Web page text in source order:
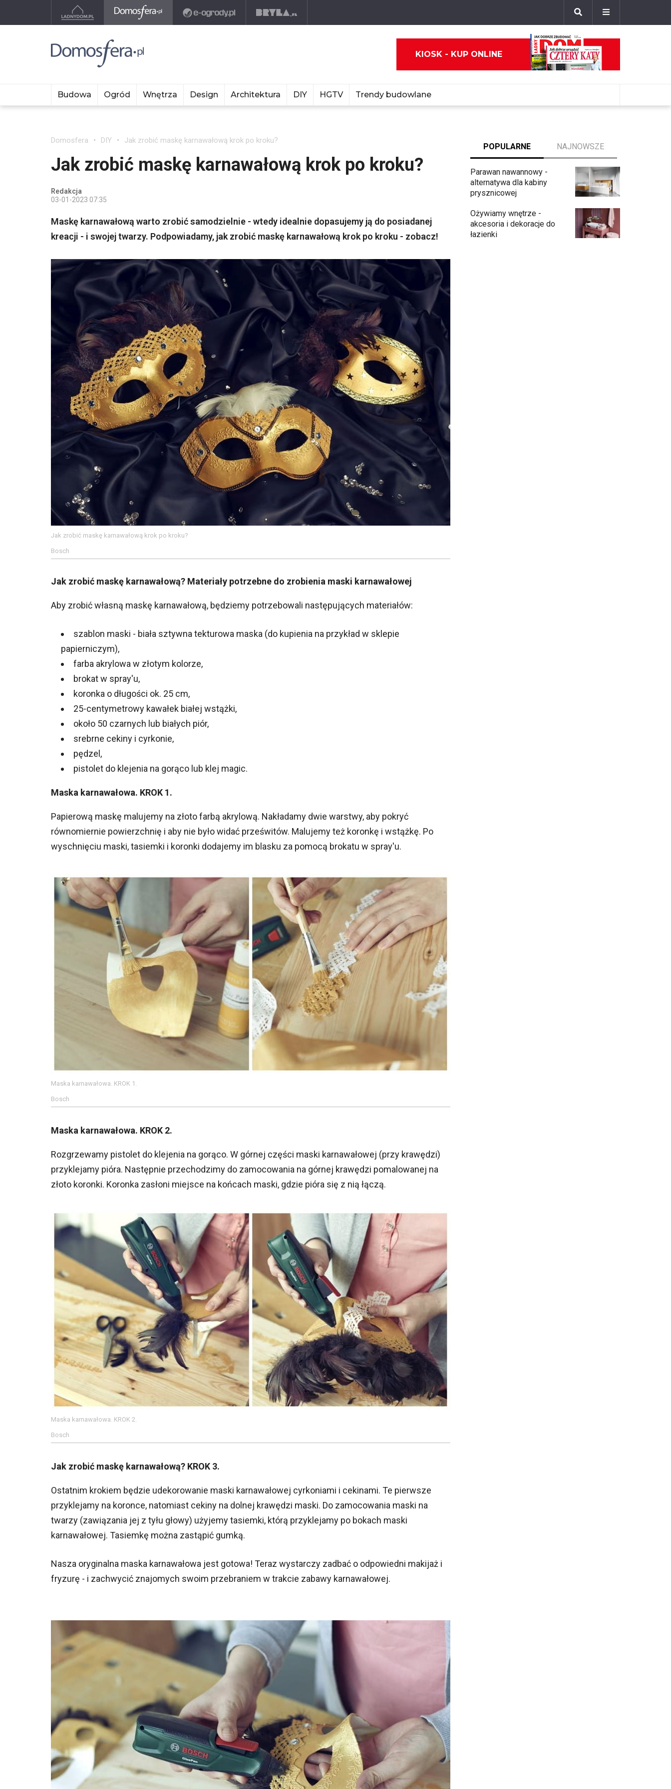
KIOSK - KUP ONLINE
Budowa Ogród Wnętrza Design Architektura DIY HGTV Trendy budowlane
Domosfera DIY Jak zrobić maskę karnawałową krok po kroku?
Jak zrobić maskę karnawałową krok po kroku?
Redakcja
03-01-2023 07:35
Maskę karnawałową warto zrobić samodzielnie - wtedy idealnie dopasujemy ją do posiadanej
kreacji - i swojej twarzy. Podpowiadamy, jak zrobić maskę karnawałową krok po kroku - zobacz!
Jak zrobić maskę karnawałową krok po kroku?
Bosch
Jak zrobić maskę karnawałową? Materiały potrzebne do zrobienia maski karnawałowej
Aby zrobić własną maskę karnawałową, będziemy potrzebowali następujących materiałów:
szablon maski - biała sztywna tekturowa maska (do kupienia na przykład w sklepie
papierniczym),
farba akrylowa w złotym kolorze,
brokat w spray'u,
koronka o długości ok. 25 cm,
25-centymetrowy kawałek białej wstążki,
około 50 czarnych lub białych piór,
srebrne cekiny i cyrkonie,
pędzel,
pistolet do klejenia na gorąco lub klej magic.
Maska karnawałowa. KROK 1.
Papierową maskę malujemy na złoto farbą akrylową. Nakładamy dwie warstwy, aby pokryć
równomiernie powierzchnię i aby nie było widać prześwitów. Malujemy też koronkę i wstążkę. Po
wyschnięciu maski, tasiemki i koronki dodajemy im blasku za pomocą brokatu w spray'u.
Maska karnawałowa. KROK 1.
Bosch
Maska karnawałowa. KROK 2.
Rozgrzewamy pistolet do klejenia na gorąco. W górnej części maski karnawałowej (przy krawędzi)
przyklejamy pióra. Następnie przechodzimy do zamocowania na górnej krawędzi pomalowanej na
złoto koronki. Koronka zasłoni miejsce na końcach maski, gdzie pióra się z nią łączą.
Maska karnawałowa. KROK 2.
Bosch
Jak zrobić maskę karnawałową? KROK 3.
Ostatnim krokiem będzie udekorowanie maski karnawałowej cyrkoniami i cekinami. Te pierwsze
przyklejamy na koronce, natomiast cekiny na dolnej krawędzi maski. Do zamocowania maski na
twarzy (zawiązania jej z tyłu głowy) użyjemy tasiemki, którą przyklejamy po bokach maski
karnawałowej. Tasiemkę można zastąpić gumką.
Nasza oryginalna maska karnawałowa jest gotowa! Teraz wystarczy zadbać o odpowiedni makijaż i
fryzurę - i zachwycić znajomych swoim przebraniem w trakcie zabawy karnawałowej.
POPULARNE NAJNOWSZE
Parawan nawannowy -
alternatywa dla kabiny
prysznicowej
Ożywiamy wnętrze -
akcesoria i dekoracje do
łazienki